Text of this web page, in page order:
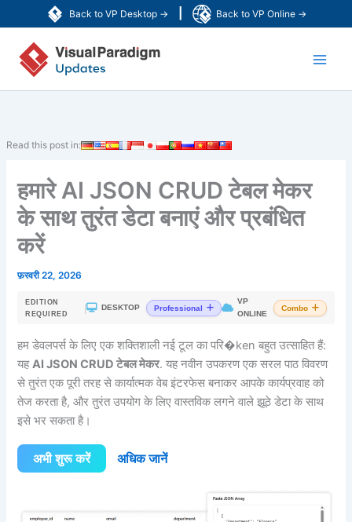
Back to VP Desktop → Back to VP Online →
to
content
Read this post in:
हमारे AI JSON CRUD टेबल मेकर
के साथ तुरंत डेटा बनाएं और प्रबंधित
करें
फ़रवरी 22, 2026
EDITION
REQUIRED
DESKTOP Professional
VP
ONLINE
Combo
हम डेवलपर्स के लिए एक शक्तिशाली नई टूल का परि�ken बहुत उत्साहित हैं:
यहAI JSON CRUD टेबल मेकर. यह नवीन उपकरण एक सरल पाठ विवरण
से तुरंत एक पूरी तरह से कार्यात्मक वेब इंटरफेस बनाकर आपके कार्यप्रवाह को
तेज करता है, और तुरंत उपयोग के लिए वास्तविक लगने वाले झूठे डेटा के साथ
इसे भर सकता है।
अभी शुरू करें अधिक जानें